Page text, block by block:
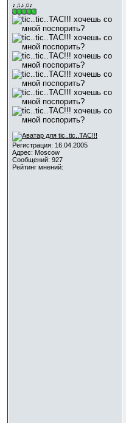
♪♫♪♫♪
Регистрация: 16.04.2005
Адрес: Moscow
Сообщений: 927
Рейтинг мнений: